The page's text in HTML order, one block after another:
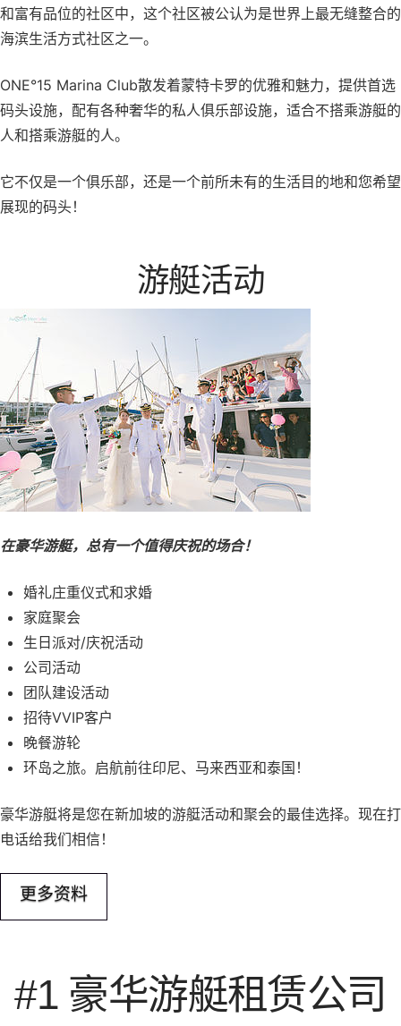
和富有品位的社区中，这个社区被公认为是世界上最无缝整合的
海滨生活方式社区之一。
ONE°15 Marina Club散发着蒙特卡罗的优雅和魅力，提供首选
码头设施，配有各种奢华的私人俱乐部设施，适合不搭乘游艇的
人和搭乘游艇的人。
它不仅是一个俱乐部，还是一个前所未有的生活目的地和您希望
展现的码头！
游艇活动
在豪华游艇，总有一个值得庆祝的场合！
婚礼庄重仪式和求婚
家庭聚会
生日派对/庆祝活动
公司活动
团队建设活动
招待VVIP客户
晚餐游轮
环岛之旅。启航前往印尼、马来西亚和泰国！
豪华游艇将是您在新加坡的游艇活动和聚会的最佳选择。现在打
电话给我们相信！
更多资料
#1 豪华游艇租赁公司